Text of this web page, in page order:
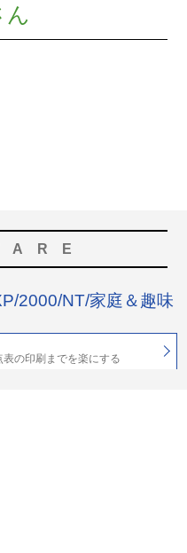
ん
2000/NT/家庭＆趣味
の印刷までを楽にする